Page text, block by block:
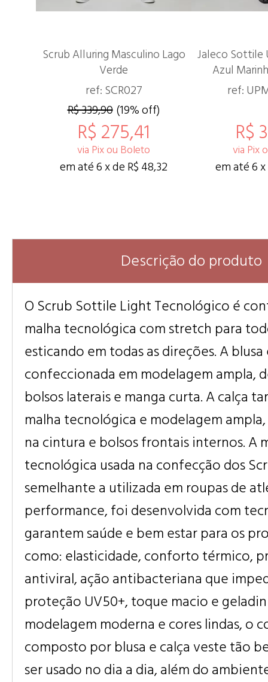
Scrub Alluring Masculino Lago
Verde
ref: SCR027
R$ 339,90 (19% off)
R$ 275,41
via Pix ou Boleto
em até 6 x de R$ 48,32
Jaleco Sottile
Azul
ref:
R$
via Pix
em até 6
Descrição do produto
O Scrub Sottile Light Tecnológico é
malha tecnológica com stretch para
esticando em todas as direções. A blusa
confeccionada em modelagem ampla,
bolsos laterais e manga curta. A calça
malha tecnológica e modelagem
na cintura e bolsos frontais internos. A
tecnológica usada na confecção dos
semelhante a utilizada em roupas de
performance, foi desenvolvida com
garantem saúde e bem estar para os
como: elasticidade, conforto térmico,
antiviral, ação antibacteriana que
proteção UV50+, toque macio e
modelagem moderna e cores lindas, o
composto por blusa e calça veste tão
ser usado no dia a dia, além do